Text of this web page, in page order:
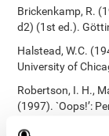
Brickenkamp, R.
d2) (1st ed.).
Halstead, W.C.
University of
Robertson, I. H.,
(1997). `Oops!’: